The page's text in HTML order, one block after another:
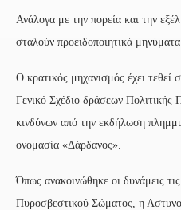
Ανάλογα με την πορεία και την
σταλούν προειδοποιητικά
Ο κρατικός μηχανισμός έχει
Γενικό Σχέδιο δράσεων Πολιτικής
κινδύνων από την εκδήλωση
ονομασία «Δάρδανος».
Όπως ανακοινώθηκε οι δυνάμεις
Πυροσβεστικού Σώματος, η